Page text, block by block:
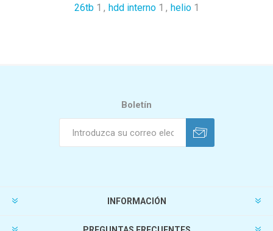
26tb 1 , hdd interno 1 , helio 1
Boletín
INFORMACIÓN